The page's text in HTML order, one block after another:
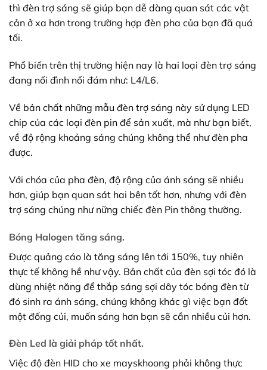
thì đèn trợ sáng sẽ giúp bạn dễ dàng quan sát các vật
cản ở xa hơn trong trường hợp đèn pha của bạn đã quá
tối.
Phổ biến trên thị trường hiện nay là hai loại đèn trợ sáng
đang nổi đình nổi đám như: L4/L6.
Về bản chất những mẫu đèn trợ sáng này sử dụng LED
chip của các loại đèn pin để sản xuất, mà như bạn biết,
về độ rộng khoảng sáng chúng không thể như đèn pha
được.
Với chóa của pha đèn, độ rộng của ánh sáng sẽ nhiều
hơn, giúp bạn quan sát hai bên tốt hơn, nhưng với đèn
trợ sáng chúng như nững chiếc đèn Pin thông thường.
Bóng Halogen tăng sáng.
Được quảng cáo là tăng sáng lên tới 150%, tuy nhiên
thực tế không hề như vậy. Bản chất của đèn sợi tóc đó là
dùng nhiệt năng để thắp sáng sợi dây tóc bóng đèn từ
đó sinh ra ánh sáng, chúng không khác gì việc bạn đốt
một đống củi, muốn sáng hơn bạn sẽ cần nhiều củi hơn.
Đèn Led là giải pháp tốt nhất.
Việc độ đèn HID cho xe mayskhoong phải không thực